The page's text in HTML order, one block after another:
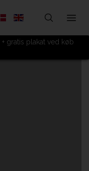
gratis plakat ved køb